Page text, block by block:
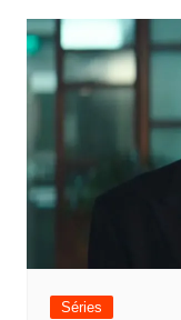
Séries